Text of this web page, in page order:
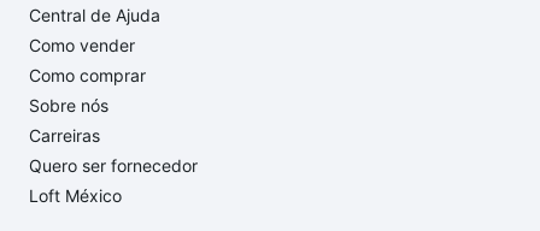
Central de Ajuda
Como vender
Como comprar
Sobre nós
Carreiras
Quero ser fornecedor
Loft México